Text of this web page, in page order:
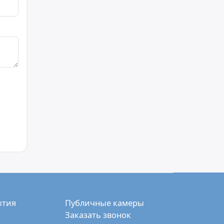
Публичные камеры
Заказать звонок